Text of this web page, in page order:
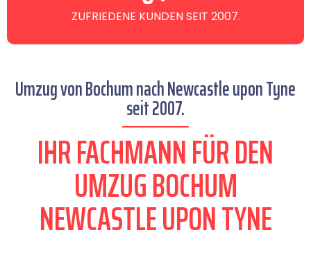
ZUFRIEDENE KUNDEN SEIT 2007.
Umzug von Bochum nach Newcastle upon Tyne
seit 2007.
IHR FACHMANN FÜR DEN
UMZUG BOCHUM
NEWCASTLE UPON TYNE